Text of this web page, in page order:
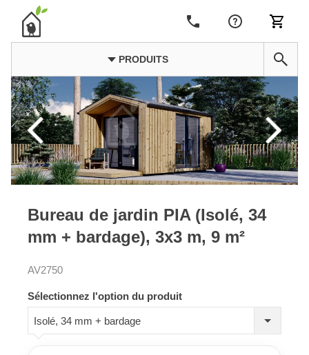
PRODUITS
Bureau de jardin PIA (Isolé, 34
mm + bardage), 3x3 m, 9 m²
AV2750
Sélectionnez l'option du produit
Isolé, 34 mm + bardage